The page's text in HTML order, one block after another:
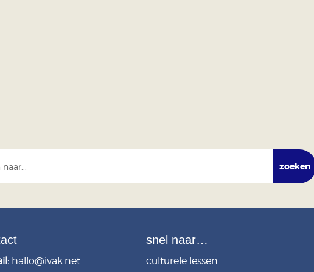
hallo@ivak.net
snel naar…
culturele lessen